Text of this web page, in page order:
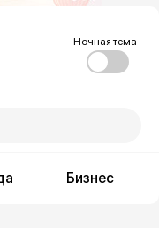
Ночная тема
Бизнес